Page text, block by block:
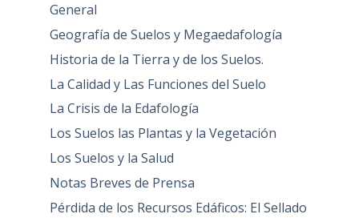
General
Geografía de Suelos y Megaedafología
Historia de la Tierra y de los Suelos.
La Calidad y Las Funciones del Suelo
La Crisis de la Edafología
Los Suelos las Plantas y la Vegetación
Los Suelos y la Salud
Notas Breves de Prensa
Pérdida de los Recursos Edáficos: El Sellado